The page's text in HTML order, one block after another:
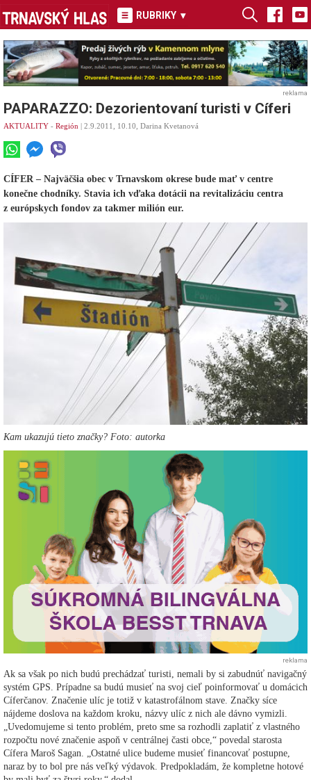
RUBRIKY ▾
reklama
PAPARAZZO: Dezorientovaní turisti v Cíferi
AKTUALITY - Región | 2.9.2011, 10.10, Darina Kvetanová
CÍFER – Najväčšia obec v Trnavskom okrese bude mať v centre
konečne chodníky. Stavia ich vďaka dotácii na revitalizáciu centra
z európskych fondov za takmer milión eur.
Kam ukazujú tieto značky? Foto: autorka
reklama
Ak sa však po nich budú prechádzať turisti, nemali by si zabudnúť navigačný
systém GPS. Prípadne sa budú musieť na svoj cieľ poinformovať u domácich
Cíferčanov. Značenie ulíc je totiž v katastrofálnom stave. Značky síce
nájdeme doslova na každom kroku, názvy ulíc z nich ale dávno vymizli.
„Uvedomujeme si tento problém, preto sme sa rozhodli zaplatiť z vlastného
rozpočtu nové značenie aspoň v centrálnej časti obce,“ povedal starosta
Cífera Maroš Sagan. „Ostatné ulice budeme musieť financovať postupne,
naraz by to bol pre nás veľký výdavok. Predpokladám, že kompletne hotové